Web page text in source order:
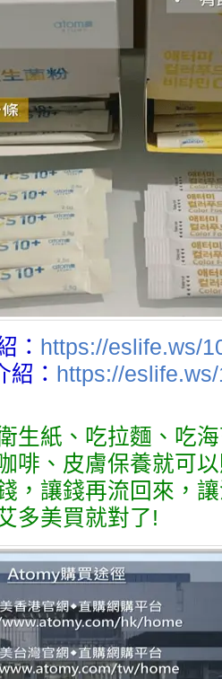
： https://eslife.ws/
： https://
生紙、吃拉麵、吃
啡、皮膚保養就可
，讓錢再流回來，
多美買就對了!